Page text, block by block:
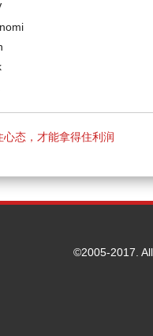
心态，才能拿得住利润
©2005-2017.